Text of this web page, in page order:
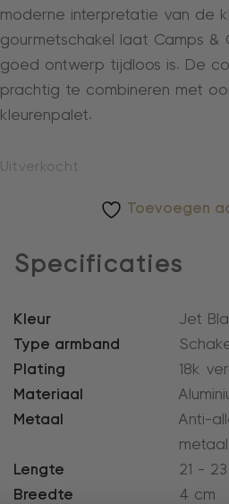
moderne interpretatie van de
gourmetschakel laat Camps &
goed ontwerp tijdloos is. De
prachtig te combineren met
kleurenpalet.
Uitverkocht
Toevoegen
Specificaties
Kleur
Jet
Type armband
Plating
18k
Materiaal
Metaal
Anti-
metaal
Lengte
21 -
Breedte
4 cm